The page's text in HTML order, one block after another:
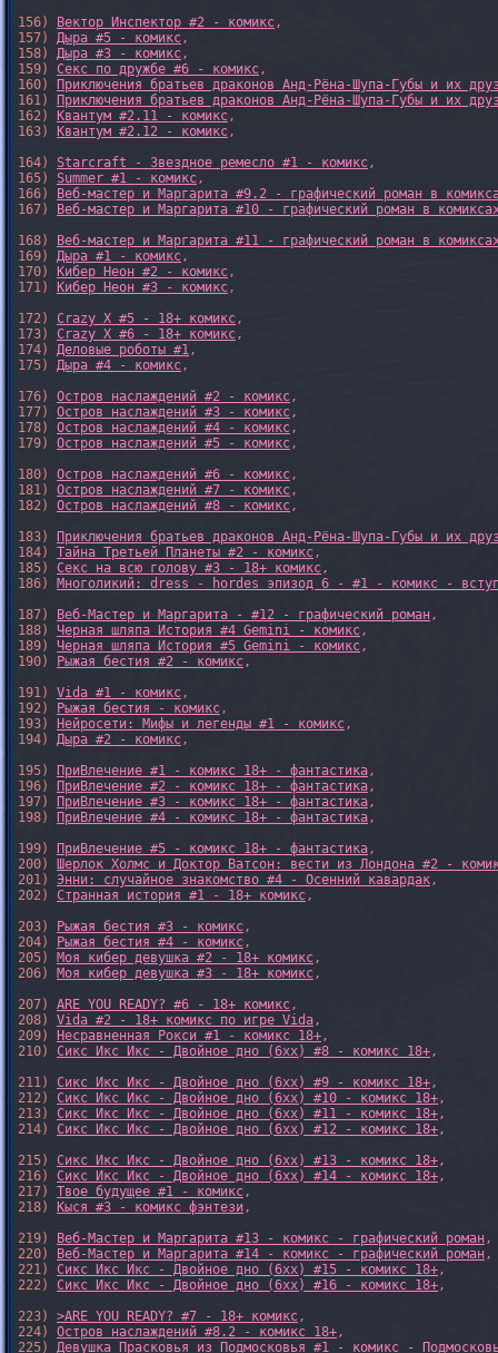
156)
Вектор Инспектор #2 - комикс,
157) Дыра #5 - комикс,
158) Дыра #3 - комикс,
159) Секс по дружбе #6 - комикс,
160)
Приключения братьев драконов Анд-Рёна-Шупа-Губы и их
161)
Приключения братьев драконов Анд-Рёна-Шупа-Губы и их
162)
Квантум #2.11 - комикс,
163)
Квантум #2.12 - комикс,
164) Starcraft - Звездное ремесло #1 - комикс,
165) Summer #1 - комикс,
166)
Веб-мастер и Маргарита #9.2 - графический роман в
167)
Веб-мастер и Маргарита #10 - графический роман в
168)
Веб-мастер и Маргарита #11 - графический роман в
169) Дыра #1 - комикс,
170)
Кибер Неон #2 - комикс,
171)
Кибер Неон #3 - комикс,
172) Crazy X #5 - 18+ комикс,
173) Crazy X #6 - 18+ комикс,
174) Деловые роботы #1,
175) Дыра #4 - комикс,
176) Остров наслаждений #2 - комикс,
177) Остров наслаждений #3 - комикс,
178) Остров наслаждений #4 - комикс,
179) Остров наслаждений #5 - комикс,
180) Остров наслаждений #6 - комикс,
181) Остров наслаждений #7 - комикс,
182) Остров наслаждений #8 - комикс,
183)
Приключения братьев драконов Анд-Рёна-Шупа-Губы и их
184) Тайна Третьей Планеты #2 - комикс,
185) Секс на всю голову #3 - 18+ комикс,
186) Многоликий: dress - hordes эпизод 6 - #1 - комикс -
187)
Веб-Мастер и Маргарита - #12 - графический роман,
188) Черная шляпа История #4 Gemini - комикс,
189) Черная шляпа История #5 Gemini - комикс,
190)
Рыжая бестия #2 - комикс,
191) Vida #1 - комикс,
192)
Рыжая бестия - комикс,
193)
Нейросети: Мифы и легенды #1 - комикс,
194) Дыра #2 - комикс,
195)
ПриВлечение #1 - комикс 18+ - фантастика,
196)
ПриВлечение #2 - комикс 18+ - фантастика,
197)
ПриВлечение #3 - комикс 18+ - фантастика,
198)
ПриВлечение #4 - комикс 18+ - фантастика,
199)
ПриВлечение #5 - комикс 18+ - фантастика,
200) Шерлок Холмс и Доктор Ватсон: вести из Лондона #2 -
201) Энни: случайное знакомство #4 - Осенний кавардак,
202) Странная история #1 - 18+ комикс,
203)
Рыжая бестия #3 - комикс,
204)
Рыжая бестия #4 - комикс,
205) Моя кибер девушка #2 - 18+ комикс,
206) Моя кибер девушка #3 - 18+ комикс,
207) ARE YOU READY? #6 - 18+ комикс,
208) Vida #2 - 18+ комикс по игре Vida,
209)
Несравненная Рокси #1 - комикс 18+,
210) Сикс Икс Икс - Двойное дно (6xx) #8 - комикс 18+,
211) Сикс Икс Икс - Двойное дно (6xx) #9 - комикс 18+,
212) Сикс Икс Икс - Двойное дно (6xx) #10 - комикс 18+,
213) Сикс Икс Икс - Двойное дно (6xx) #11 - комикс 18+,
214) Сикс Икс Икс - Двойное дно (6xx) #12 - комикс 18+,
215) Сикс Икс Икс - Двойное дно (6xx) #13 - комикс 18+,
216) Сикс Икс Икс - Двойное дно (6xx) #14 - комикс 18+,
217) Твое будущее #1 - комикс,
218)
Кыся #3 - комикс фэнтези,
219)
Веб-Мастер и Маргарита #13 - комикс - графический роман,
220)
Веб-Мастер и Маргарита #14 - комикс - графический роман,
221) Сикс Икс Икс - Двойное дно (6xx) #15 - комикс 18+,
222) Сикс Икс Икс - Двойное дно (6xx) #16 - комикс 18+,
223) >ARE YOU READY? #7 - 18+ комикс,
224) Остров наслаждений #8.2 - комикс 18+,
225) Девушка Прасковья из Подмосковья #1 - комикс -